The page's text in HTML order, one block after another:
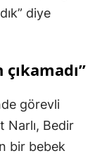
diye
görevli
Narlı, Bedir
bir bebek